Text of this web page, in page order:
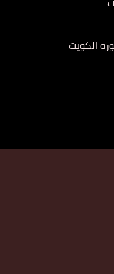
الكويت